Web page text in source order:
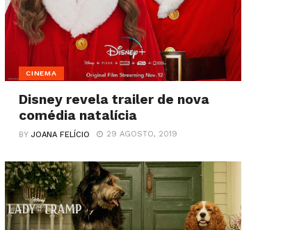
CINEMA
Disney revela trailer de nova
comédia natalícia
BYJOANA FELÍCIO 29 AGOSTO, 2019